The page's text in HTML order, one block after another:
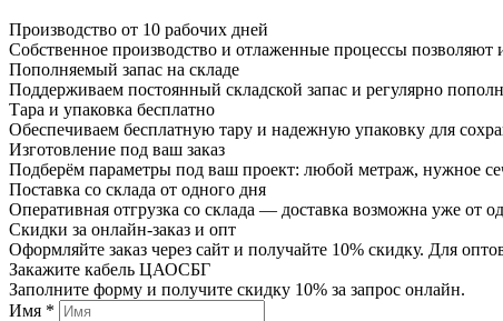
Производство от 10 рабочих дней
Собственное производство и отлаженные процессы позволяют
Пополняемый запас на складе
Поддерживаем постоянный складской запас и регулярно
Тара и упаковка бесплатно
Обеспечиваем бесплатную тару и надежную упаковку для
Изготовление под ваш заказ
Подберём параметры под ваш проект: любой метраж, нужное
Поставка со склада от одного дня
Оперативная отгрузка со склада — доставка возможна уже от
Скидки за онлайн-заказ и опт
Оформляйте заказ через сайт и получайте 10% скидку. Для
Закажите кабель ЦАОСБГ
Заполните форму и получите скидку 10% за запрос онлайн.
Имя *